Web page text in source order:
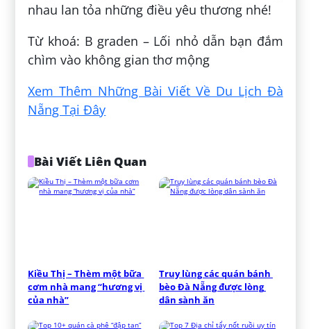
nhau lan tỏa những điều yêu thương nhé!
Từ khoá: B graden – Lối nhỏ dẫn bạn đắm
chìm vào không gian thơ mộng
Xem Thêm Những Bài Viết Về Du Lịch Đà
Nẵng Tại Đây
Bài Viết Liên Quan
Kiều Thị – Thèm một bữa
cơm nhà mang “hương vị
của nhà”
Truy lùng các quán bánh
bèo Đà Nẵng được lòng
dân sành ăn